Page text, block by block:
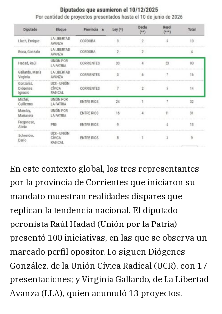
En este contexto global, los tres representantes
por la provincia de Corrientes que iniciaron su
mandato muestran realidades dispares que
replican la tendencia nacional. El diputado
peronista Raúl Hadad (Unión por la Patria)
presentó 100 iniciativas, en las que se observa un
marcado perfil opositor. Lo siguen Diógenes
González, de la Unión Cívica Radical (UCR), con 17
presentaciones; y Virginia Gallardo, de La Libertad
Avanza (LLA), quien acumuló 13 proyectos.